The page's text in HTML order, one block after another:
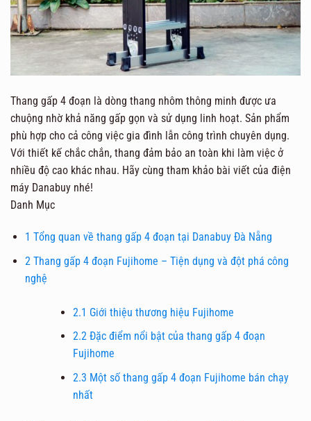
Thang gấp 4 đoạn là dòng thang nhôm thông minh được ưa
chuộng nhờ khả năng gấp gọn và sử dụng linh hoạt. Sản phẩm
phù hợp cho cả công việc gia đình lẫn công trình chuyên dụng.
Với thiết kế chắc chắn, thang đảm bảo an toàn khi làm việc ở
nhiều độ cao khác nhau. Hãy cùng tham khảo bài viết của điện
máy Danabuy nhé!
Danh Mục
1 Tổng quan về thang gấp 4 đoạn tại Danabuy Đà Nẵng
2 Thang gấp 4 đoạn Fujihome – Tiện dụng và đột phá công
nghệ
2.1 Giới thiệu thương hiệu Fujihome
2.2Đặc điểm nổi bật của thang gấp 4 đoạn
Fujihome
2.3 Một số thang gấp 4 đoạn Fujihome bán chạy
nhất